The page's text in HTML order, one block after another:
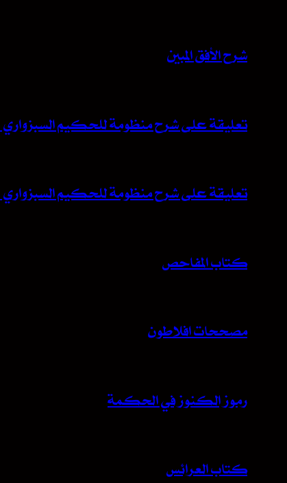
شرح الأفق المبين
تعليقة على شرح منظومة للحكيم السبزواري
تعليقة على شرح منظومة للحكيم السبزواري
كتاب المفاحص
مصححات افلاطون
رموز الكنوز في الحكمة
كتاب العرائس